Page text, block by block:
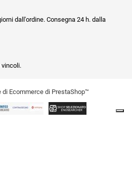
dall'ordine. Consegna 24 h. dalla
vincoli.
Ecommerce di PrestaShop™